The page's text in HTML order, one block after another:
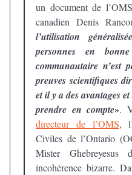
un document de
canadien Denis
l’utilisation
personnes en
communautaire n’est
preuves scientifiques
et il y a des avantages
prendre en compte».
directeur de l’OMS,
Civiles de l’Ontario
Mister Ghebreyesus
incohérence bizarre.